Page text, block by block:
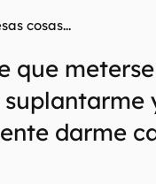
cosas...
que
darme